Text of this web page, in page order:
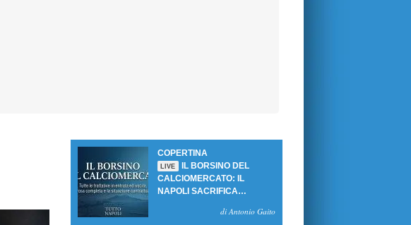
COPERTINA
LIVE
IL BORSINO DEL
CALCIOMERCATO: IL
NAPOLI SACRIFICA
SBLOCCANO ARRIVIdi Antonio Gaito